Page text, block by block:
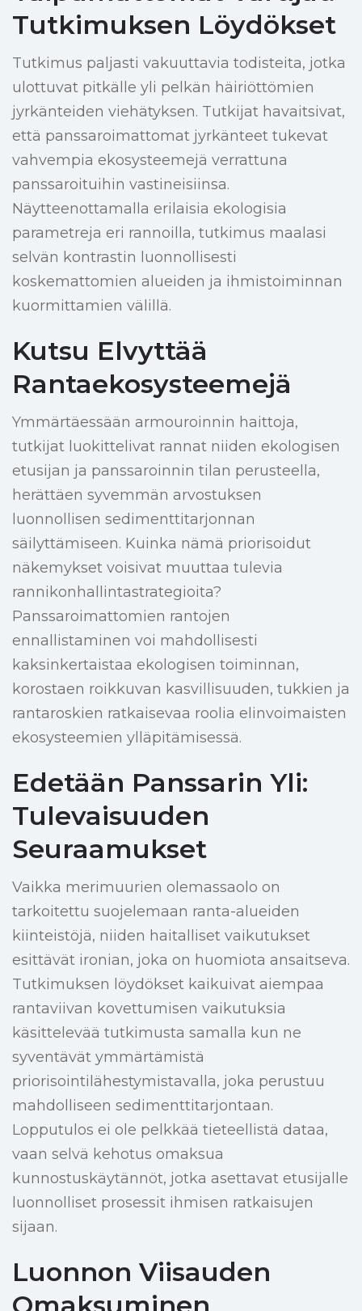
Tutkimuksen Löydökset
Tutkimus paljasti vakuuttavia todisteita, jotka
ulottuvat pitkälle yli pelkän häiriöttömien
jyrkänteiden viehätyksen. Tutkijat havaitsivat,
että panssaroimattomat jyrkänteet tukevat
vahvempia ekosysteemejä verrattuna
panssaroituihin vastineisiinsa.
Näytteenottamalla erilaisia ekologisia
parametreja eri rannoilla, tutkimus maalasi
selvän kontrastin luonnollisesti
koskemattomien alueiden ja ihmistoiminnan
kuormittamien välillä.
Kutsu Elvyttää
Rantaekosysteemejä
Ymmärtäessään armouroinnin haittoja,
tutkijat luokittelivat rannat niiden ekologisen
etusijan ja panssaroinnin tilan perusteella,
herättäen syvemmän arvostuksen
luonnollisen sedimenttitarjonnan
säilyttämiseen. Kuinka nämä priorisoidut
näkemykset voisivat muuttaa tulevia
rannikonhallintastrategioita?
Panssaroimattomien rantojen
ennallistaminen voi mahdollisesti
kaksinkertaistaa ekologisen toiminnan,
korostaen roikkuvan kasvillisuuden, tukkien ja
rantaroskien ratkaisevaa roolia elinvoimaisten
ekosysteemien ylläpitämisessä.
Edetään Panssarin Yli:
Tulevaisuuden
Seuraamukset
Vaikka merimuurien olemassaolo on
tarkoitettu suojelemaan ranta-alueiden
kiinteistöjä, niiden haitalliset vaikutukset
esittävät ironian, joka on huomiota ansaitseva.
Tutkimuksen löydökset kaikuivat aiempaa
rantaviivan kovettumisen vaikutuksia
käsittelevää tutkimusta samalla kun ne
syventävät ymmärtämistä
priorisointilähestymistavalla, joka perustuu
mahdolliseen sedimenttitarjontaan.
Lopputulos ei ole pelkkää tieteellistä dataa,
vaan selvä kehotus omaksua
kunnostuskäytännöt, jotka asettavat etusijalle
luonnolliset prosessit ihmisen ratkaisujen
sijaan.
Luonnon Viisauden